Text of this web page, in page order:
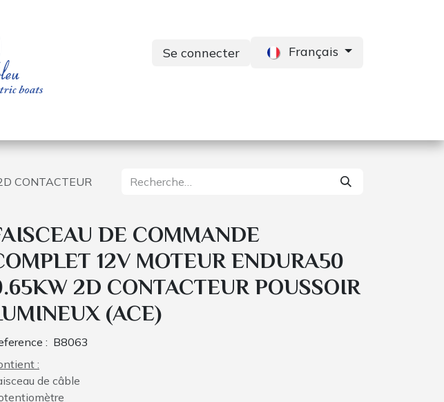
Se connecter Français
CONTACTEUR
DE COMMANDE
12V MOTEUR ENDURA50
2D CONTACTEUR POUSSOIR
(ACE)
: B8063
:
de câble